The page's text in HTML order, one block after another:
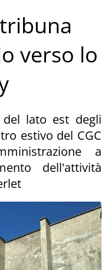
verso lo
del lato est degli
estivo del CGC
a
dell'attività